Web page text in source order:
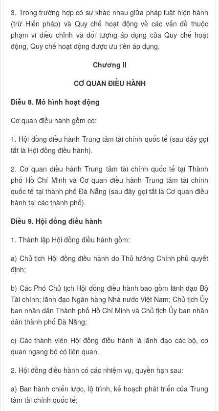
3. Trong trường hợp có sự khác nhau giữa pháp luật hiện hành
(trừ Hiến pháp) và Quy chế hoạt động về các vấn đề thuộc
phạm vi điều chỉnh và đối tượng áp dụng của Quy chế hoạt
động, Quy chế hoạt động được ưu tiên áp dụng.
Chương II
CƠ QUAN ĐIỀU HÀNH
Điều 8. Mô hình hoạt động
Cơ quan điều hành gồm có:
1. Hội đồng điều hành Trung tâm tài chính quốc tế (sau đây gọi
tắt là Hội đồng điều hành).
2. Cơ quan điều hành Trung tâm tài chính quốc tế tại Thành
phố Hồ Chí Minh và Cơ quan điều hành Trung tâm tài chính
quốc tế tại thành phố Đà Nẵng (sau đây gọi tắt là Cơ quan điều
hành tại các thành phố).
Điều 9. Hội đồng điều hành
1. Thành lập Hội đồng điều hành gồm:
a) Chủ tịch Hội đồng điều hành do Thủ tướng Chính phủ quyết
định;
b) Các Phó Chủ tịch Hội đồng điều hành bao gồm lãnh đạo Bộ
Tài chính; lãnh đạo Ngân hàng Nhà nước Việt Nam; Chủ tịch Ủy
ban nhân dân Thành phố Hồ Chí Minh và Chủ tịch Ủy ban nhân
dân thành phố Đà Nẵng;
c) Các thành viên Hội đồng điều hành là lãnh đạo các bộ, cơ
quan ngang bộ có liên quan.
2. Hội đồng điều hành có các nhiệm vụ, quyền hạn sau:
a) Ban hành chiến lược, lộ trình, kế hoạch phát triển của Trung
tâm tài chính quốc tế;